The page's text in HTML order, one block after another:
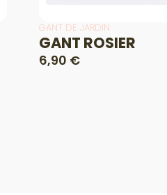
GANT DE JARDIN
GANT ROSIER
6,90 €